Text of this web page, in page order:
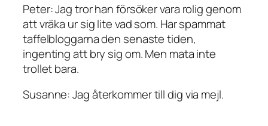
Peter: Jag tror han försöker vara rolig genom
att vräka ur sig lite vad som. Har spammat
taffelbloggarna den senaste tiden,
ingenting att bry sig om. Men mata inte
trollet bara.
Susanne: Jag återkommer till dig via mejl.